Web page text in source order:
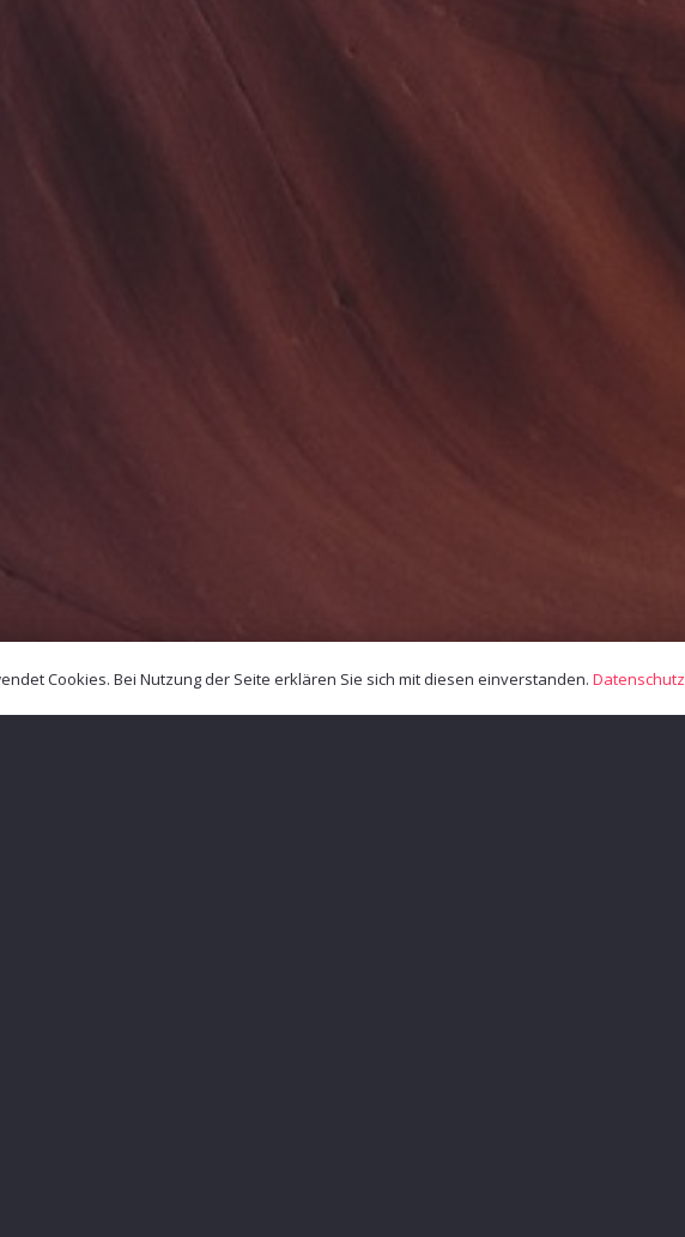
Cookies. Bei Nutzung der Seite erklären Sie sich mit diesen einverstanden.Datenschutz